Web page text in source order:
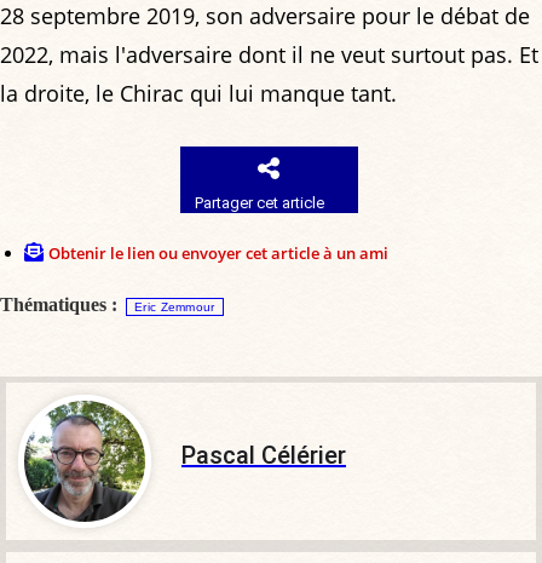
28 septembre 2019, son adversaire pour le débat de
2022, mais l'adversaire dont il ne veut surtout pas. Et
la droite, le Chirac qui lui manque tant.
Partager cet article
Obtenir le lien ou envoyer cet article à un ami
Thématiques : Eric Zemmour
Pascal Célérier